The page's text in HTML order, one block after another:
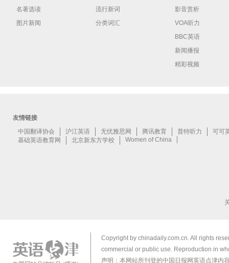
名著选读
图片新闻
流行新词
分类词汇
影音赏析
VOA听力
BBC英语
新闻播报
精彩视频
Copyright by chinadaily.com.cn. All rights
commercial or public use. Reproduction in
声明：本网站所刊登的中国日报网英语点津内